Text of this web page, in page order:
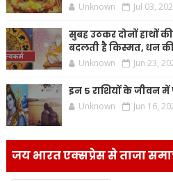
Unknown Jul 03,
सुबह उठकर दोनों हाथों
बदलती है किस्मत, धन की
Unknown Jun 23,
इन 5 राशियों के जीवन
Unknown Jun 16,
जय भारत एक्सप्रेस से ताजा